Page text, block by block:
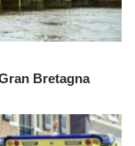
Bretagna